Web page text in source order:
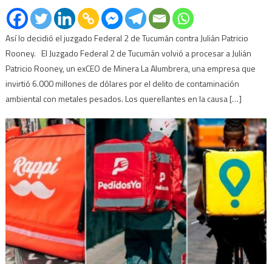
Así lo decidió el juzgado Federal 2 de Tucumán contra Julián Patricio
Rooney. El Juzgado Federal 2 de Tucumán volvió a procesar a Julián
Patricio Rooney, un exCEO de Minera La Alumbrera, una empresa que
invirtió 6.000 millones de dólares por el delito de contaminación
ambiental con metales pesados. Los querellantes en la causa […]